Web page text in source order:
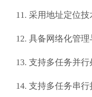
11. 采用地址定位
12. 具备网络化管
13. 支持多任务并
14. 支持多任务串